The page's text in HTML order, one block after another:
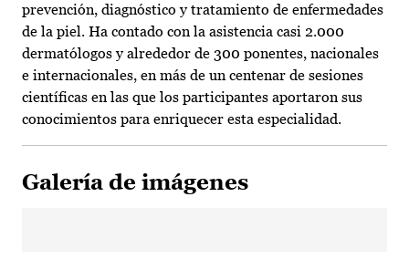
prevención, diagnóstico y tratamiento de enfermedades
de la piel. Ha contado con la asistencia casi 2.000
dermatólogos y alrededor de 300 ponentes, nacionales
e internacionales, en más de un centenar de sesiones
científicas en las que los participantes aportaron sus
conocimientos para enriquecer esta especialidad.
Galería de imágenes